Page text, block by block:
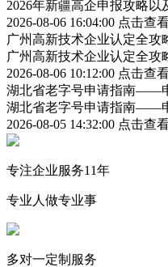
2026年新疆高企申报攻略以
2026-08-06 16:04:00 点击查
广州高新技术企业认定全
广州高新技术企业认定全
2026-08-06 10:12:00 点击查
湖北省老字号申请指南——
湖北省老字号申请指南——
2026-08-05 14:32:00 点击查
专注企业服务11年
专业人做专业事
多对一定制服务